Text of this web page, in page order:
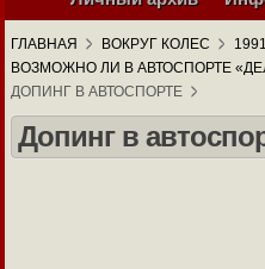
ГЛАВНАЯ ВОКРУГ КОЛЕС
ВОЗМОЖНО ЛИ В АВТОСПОРТЕ
ДОПИНГ В АВТОСПОРТЕ
Допинг в